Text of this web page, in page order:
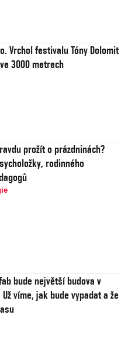
Vrchol festivalu Tóny Dolomit
3000 metrech
prožít o prázdninách?
rodinného
bude největší budova v
víme, jak bude vypadat a že